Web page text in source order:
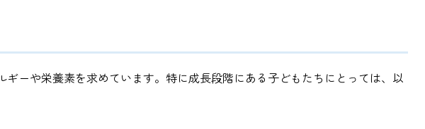
ーや栄養素を求めています。特に成長段階にある子どもたちにとっては、以